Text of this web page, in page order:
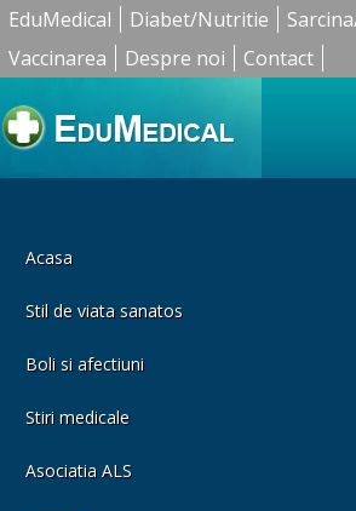
EduMedical Diabet/Nutritie
Vaccinarea
Despre noi Contact
Acasa
Stil de viata sanatos
Boli si afectiuni
Stiri medicale
Asociatia ALS